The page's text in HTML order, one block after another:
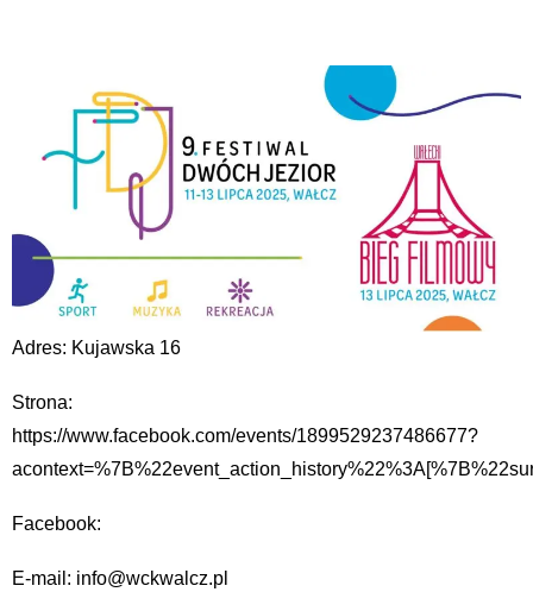
Adres: Kujawska 16
Strona:
https://www.facebook.com/events/1899529237486677?
Facebook:
E-mail: info@wckwalcz.pl